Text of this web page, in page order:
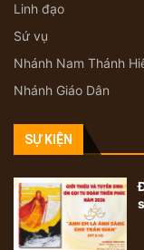
Linh đạo
Sứ vụ
Nhánh Nam Thánh
Nhánh Giáo Dân
SỰ KIỆN